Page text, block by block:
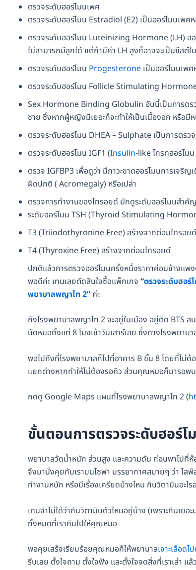
ตรวจระดับฮอร์โมนเพศ
ตรวจระดับฮอร์โมน Estradiol (E2) เป็นฮอร์โมนเพศ
ตรวจระดับฮอร์โมน Luteinizing Hormone (LH) ฮ
ไม่สามารถมีลูกได้ แต่ถ้ามีค่า LH สูงก็อาจจะเป็นซีสต์ใ
ตรวจระดับฮอร์โมน Progesterone เป็นฮอร์โมนเพ
ตรวจระดับฮอร์โมน Follicle Stimulating Hormone
Sex Hormone Binding Globulin อันนี้เป็นการตรว
ชาย ซึ่งหากผู้หญิงมีเยอะก็จะทำให้เป็นเนื้องอก หรือมี
ตรวจระดับฮอร์โมน DHEA – Sulphate เป็นการตร
ตรวจระดับฮอร์โมน IGF1 (Insulin-like โกรทฮอร์โม
ตรวจ IGFBP3 เพื่อดูว่า มีภาวะขาดฮอร์โมนการเจ
ผิดปกติ ( Acromegaly) หรือเปล่า
ตรวจการทำงานของไทรอยด์ มักดูระดับฮอร์โมนสำคั
ระดับฮอร์โมน TSH (Thyroid Stimulating
T3 (Triiodothyronine Free) สร้างจากต่อมไทรอย
T4 (Thyroxine Free) สร้างจากต่อมไทรอยด์
ปกติแล้วการตรวจฮอร์โมนครั้งหนึ่งราคาค่อนข้างแ
พอดีค่ะ เทนเลยตัดสินใจซื้อแพ็กเกจ “ตรวจระดับฮอร์
พยาบาลพญาไท 2” ค่ะ
ถึงโรงพยาบาลพญาไท 2 จะอยู่ในเมือง อยู่ติด BTS
นัดหมอตั้งแต่ 8 โมงเช้าวันเสาร์เลย ซึ่งทางโรงพยา
พอไปถึงที่โรงพยาบาลก็ไปที่อาคาร B ชั้น 8 โดยที่ไม่
แยกต่างหากทำให้ไม่ต้องรอคิว ส่วนคุณหมอก็มารอพบ
กดดู Google Maps แผนที่โรงพยาบาลพญาไท 2 (
ขั้นตอนการตรวจระดับฮอร์โ
พยาบาลวัดน้ำหนัก ส่วนสูง และความดัน ก่อนพาไปที่
จึงมานั่งคุยกับเราบนโซฟา บรรยากาศสบายๆ ว่า ไล
ทำงานหนัก หรือมีเรื่องเครียดบ้างไหม กินวิตามินอะไร
เทนจำไม่ได้ว่ากินวิตามินตัวไหนอยู่บ้าง (เพราะกินเย
ทั้งหมดที่เรากินไปให้คุณหมอ
พอคุยเสร็จเรียบร้อยคุณหมอก็ให้พยาบาลเจาะเลือด
รีบเลย ตั้งใจถาม ตั้งใจฟัง และตั้งใจจดสิ่งที่เราเล่า